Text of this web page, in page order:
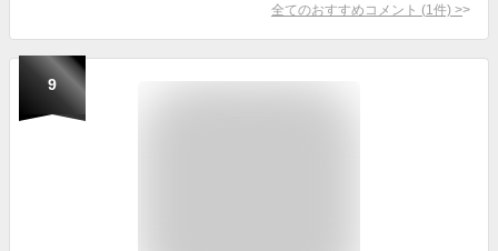
全てのおすすめコメント (1 件) >
9